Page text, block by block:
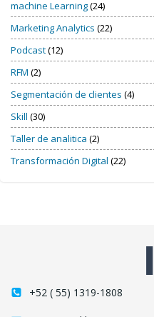
machine Learning(24)
Marketing Analytics (22)
Podcast(12)
RFM (2)
Segmentación de clientes (4)
Skill (30)
Taller de analitica (2)
Transformación Digital (22)
+52 ( 55) 1319-1808